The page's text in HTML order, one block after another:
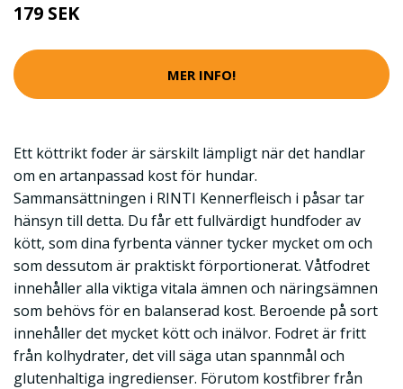
179 SEK
MER INFO!
Ett köttrikt foder är särskilt lämpligt när det handlar
om en artanpassad kost för hundar.
Sammansättningen i RINTI Kennerfleisch i påsar tar
hänsyn till detta. Du får ett fullvärdigt hundfoder av
kött, som dina fyrbenta vänner tycker mycket om och
som dessutom är praktiskt förportionerat. Våtfodret
innehåller alla viktiga vitala ämnen och näringsämnen
som behövs för en balanserad kost. Beroende på sort
innehåller det mycket kött och inälvor. Fodret är fritt
från kolhydrater, det vill säga utan spannmål och
glutenhaltiga ingredienser. Förutom kostfibrer från